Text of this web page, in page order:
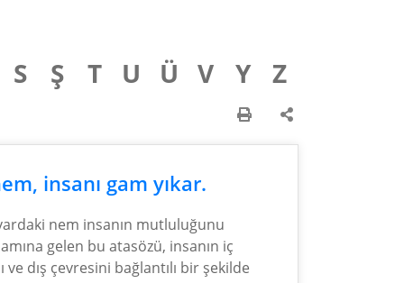
S Ş T U Ü V Y Z
insanı gam yıkar.
nem insanın mutluluğunu
gelen bu atasözü, insanın iç
ve dış çevresini bağlantılı bir şekilde